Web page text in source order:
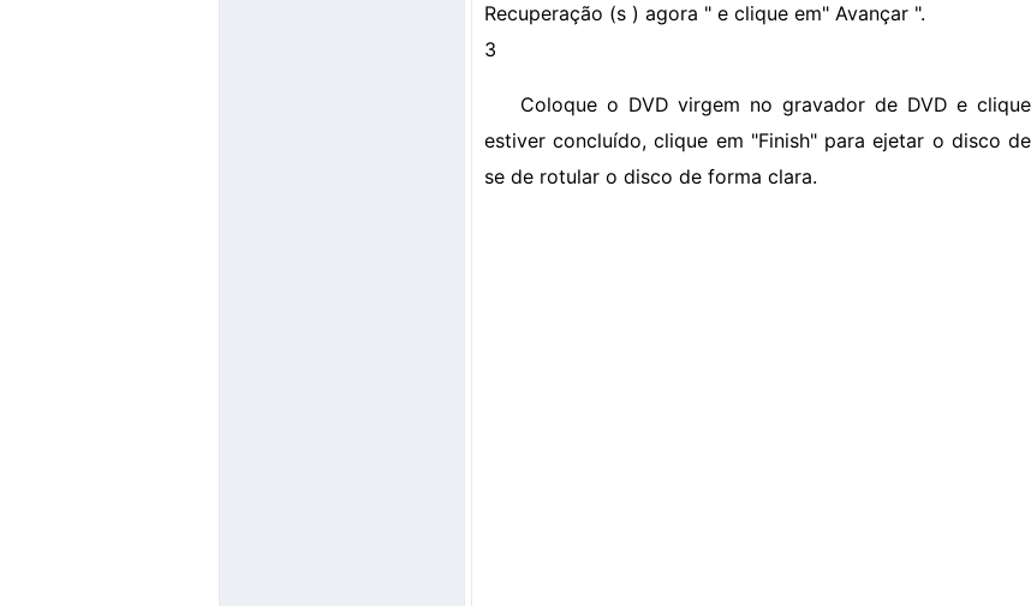
Recuperação (s ) agora " e clique em" Avançar ".
3
Coloque o DVD virgem no gravador de DVD e
estiver concluído, clique em "Finish" para ejetar o disco
se de rotular o disco de forma clara.